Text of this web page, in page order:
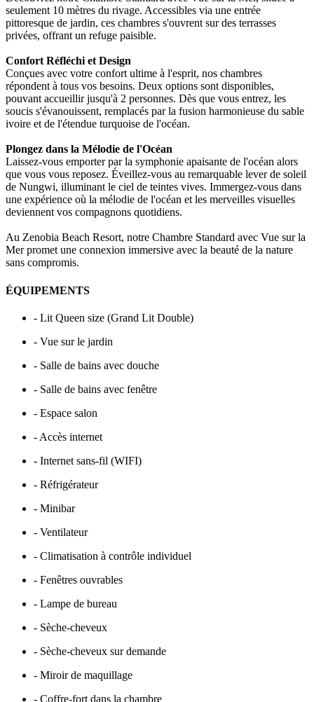
seulement 10 mètres du rivage. Accessibles via une entrée
pittoresque de jardin, ces chambres s'ouvrent sur des terrasses
privées, offrant un refuge paisible.
Confort Réfléchi et Design
Conçues avec votre confort ultime à l'esprit, nos chambres
répondent à tous vos besoins. Deux options sont disponibles,
pouvant accueillir jusqu'à 2 personnes. Dès que vous entrez, les
soucis s'évanouissent, remplacés par la fusion harmonieuse du sable
ivoire et de l'étendue turquoise de l'océan.
Plongez dans la Mélodie de l'Océan
Laissez-vous emporter par la symphonie apaisante de l'océan alors
que vous vous reposez. Éveillez-vous au remarquable lever de soleil
de Nungwi, illuminant le ciel de teintes vives. Immergez-vous dans
une expérience où la mélodie de l'océan et les merveilles visuelles
deviennent vos compagnons quotidiens.
Au Zenobia Beach Resort, notre Chambre Standard avec Vue sur la
Mer promet une connexion immersive avec la beauté de la nature
sans compromis.
ÉQUIPEMENTS
- Lit Queen size (Grand Lit Double)
- Vue sur le jardin
- Salle de bains avec douche
- Salle de bains avec fenêtre
- Espace salon
- Accès internet
- Internet sans-fil (WIFI)
- Réfrigérateur
- Minibar
- Ventilateur
- Climatisation à contrôle individuel
- Fenêtres ouvrables
- Lampe de bureau
- Sèche-cheveux
- Sèche-cheveux sur demande
- Miroir de maquillage
- Coffre-fort dans la chambre